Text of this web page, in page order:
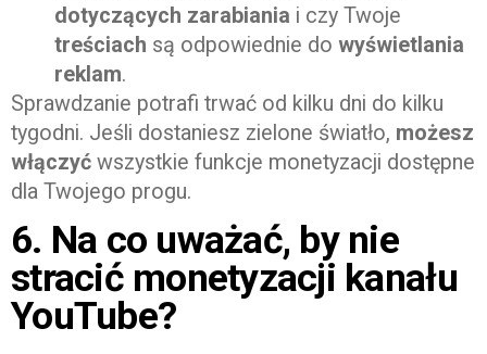
dotyczących zarabiania i czy Twoje
treściach są odpowiednie do wyświetlania
reklam.
Sprawdzanie potrafi trwać od kilku dni do kilku
tygodni. Jeśli dostaniesz zielone światło, możesz
włączyć wszystkie funkcje monetyzacji dostępne
dla Twojego progu.
6. Na co uważać, by nie
stracić monetyzacji kanału
YouTube?